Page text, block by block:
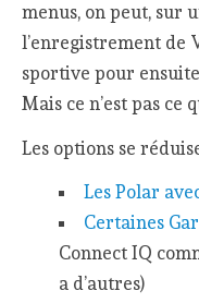
menus, on peut, sur
l’enregistrement de
sportive pour
Mais ce n’est pas ce
Les options se
Les Polar
Certaines
Connect IQ
a d’autres)